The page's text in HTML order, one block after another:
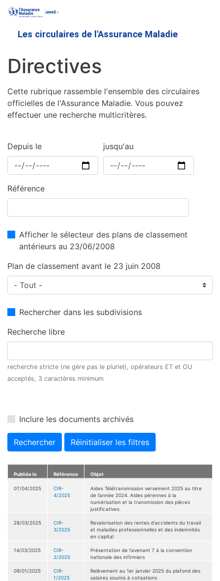
contenu
Les circulaires de l'Assurance Maladie
Directives
Cette rubrique rassemble l'ensemble des circulaires
officielles de l'Assurance Maladie. Vous pouvez
effectuer une recherche multicritères.
Depuis le jusqu'au
Référence
Afficher le sélecteur des plans de classement
antérieurs au 23/06/2008
Plan de classement avant le 23 juin 2008
Rechercher dans les subdivisions
Recherche libre
recherche stricte (ne gère pas le pluriel), opérateurs ET et OU
acceptés, 3 caractères minimum
Inclure les documents archivés
Rechercher Réinitialiser les filtres
Publiée le Référence Objet
07/04/2025
CIR-
4/2025
Aides Télétransmission versement 2025 au titre
de l’année 2024. Aides pérennes à la
numérisation et la transmission des pièces
justificatives.
28/03/2025
CIR-
3/2025
Revalorisation des rentes d'accidents du travail
et maladies professionnelles et des indemnités
en capital
14/03/2025
CIR-
2/2025
Présentation de l'avenant 7 à la convention
nationale des infirmiers
09/01/2025
CIR-
1/2025
Relèvement au 1er janvier 2025 du plafond des
salaires soumis à cotisations